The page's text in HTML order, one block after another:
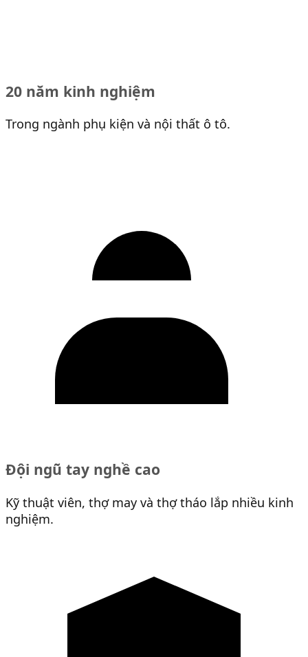
20 năm kinh nghiệm
Trong ngành phụ kiện và nội thất ô tô.
Đội ngũ tay nghề cao
Kỹ thuật viên, thợ may và thợ tháo lắp nhiều kinh
nghiệm.